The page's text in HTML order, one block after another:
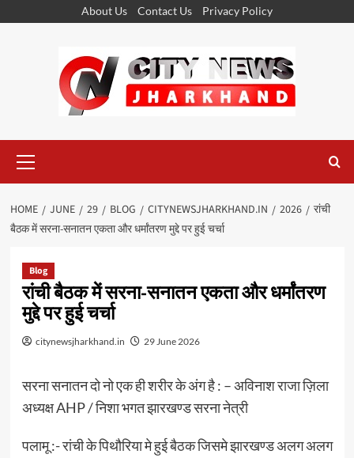
About Us Contact Us Privacy Policy
Menu
HOME JUNE 29 BLOG CITYNEWSJHARKHAND.IN 2026
रांची
बैठक में सरना-सनातन एकता और धर्मांतरण मुद्दे पर हुई चर्चा
Blog
रांची बैठक में सरना-सनातन एकता और धर्मांतरण
मुद्दे पर हुई चर्चा
citynewsjharkhand.in 29 June 2026
सरना सनातन दो नो एक ही शरीर के अंग है : – अविनाश राजा ज़िला
अध्यक्ष AHP / निशा भगत झारखण्ड सरना नेत्री
पलामू :- रांची के पिथौरिया मे हुई बैठक जिसमे झारखण्ड अलग अलग